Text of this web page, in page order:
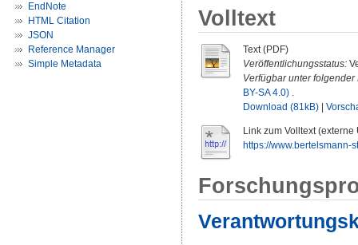
EndNote
HTML Citation
JSON
Reference Manager
Simple Metadata
Volltext
Text (PDF)
Veröffentlichungsstatus:
Verfügbar unter folgender
BY-SA 4.0) .
Download (81kB)
Link zum Volltext (externe
https://www.bertelsmann-